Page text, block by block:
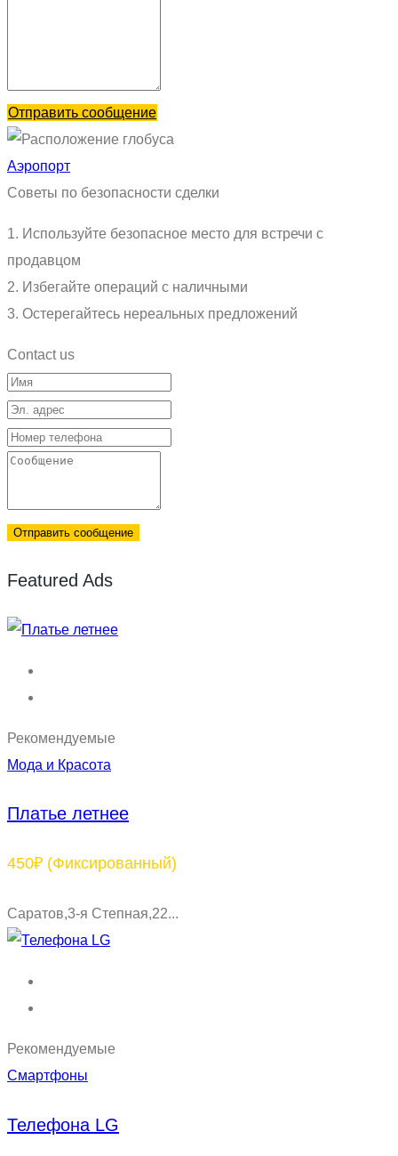
Отправить сообщение
Аэропорт
Советы по безопасности сделки
1. Используйте безопасное место для встречи с
продавцом
2. Избегайте операций с наличными
3. Остерегайтесь нереальных предложений
Contact us
Отправить сообщение
Featured Ads
Рекомендуемые
Мода и Красота
Платье летнее
450₽ (Фиксированный)
Саратов,3-я Степная,22...
Рекомендуемые
Смартфоны
Телефона LG